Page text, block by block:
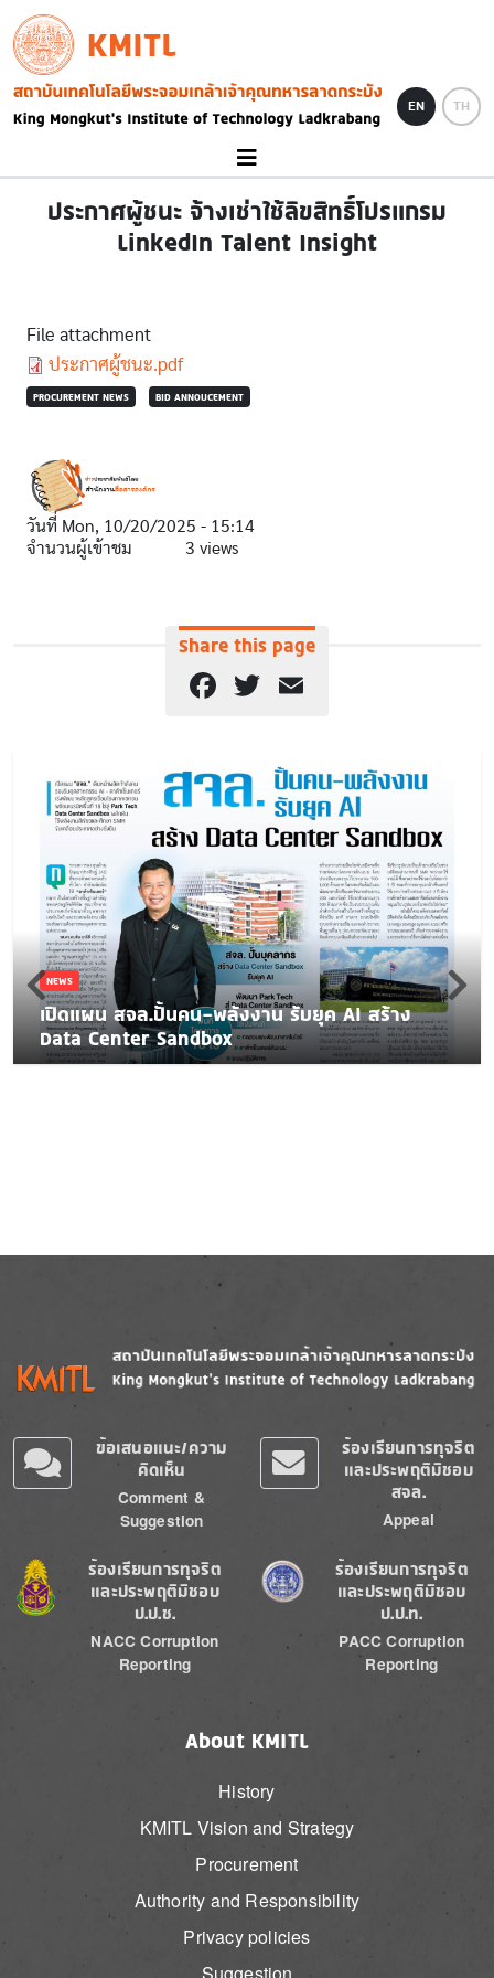
Skip to main content
KMITL
Image
EN TH
ประกาศผู้ชนะ จ้างเช่าใช้ลิขสิทธิ์โปรแกรม
LinkedIn Talent Insight
File attachment
Document
ประกาศผู้ชนะ.pdf
PROCUREMENT NEWS BID ANNOUCEMENT
วันที่ Mon, 10/20/2025 - 15:14
จำนวนผู้เข้าชม
3 views
Share this page
Facebook
Twitter
NEWS
เปิดแผน สจล.ปั้นคน-พลังงาน รับยุค AI สร้าง
Data Center Sandbox
Image
ข้อเสนอแนะ/ความ
คิดเห็น
Comment &
Suggestion
ร้องเรียนการทุจริต
และประพฤติมิชอบ
สจล.
Appeal
Image
ร้องเรียนการทุจริต
และประพฤติมิชอบ
ป.ป.ช.
NACC Corruption
Reporting
Image
ร้องเรียนการทุจริต
และประพฤติมิชอบ
ป.ป.ท.
PACC Corruption
Reporting
About KMITL
History
KMITL Vision and Strategy
Procurement
Authority and Responsibility
Privacy policies
Suggestion